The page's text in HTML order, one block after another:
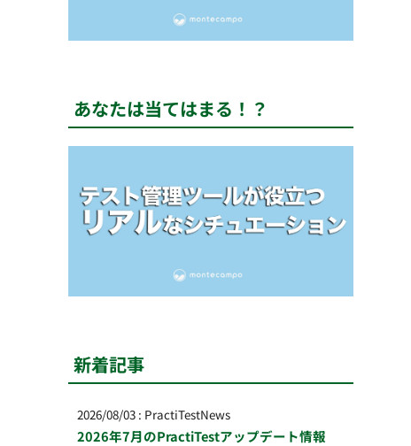
あなたは当てはまる！？
新着記事
2026/08/03: PractiTestNews
2026年7月のPractiTestアップデート情報